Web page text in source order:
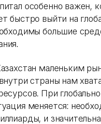
особенно важен,
быстро выйти на
большие
маленьким
страны нам
При
меняется:
и